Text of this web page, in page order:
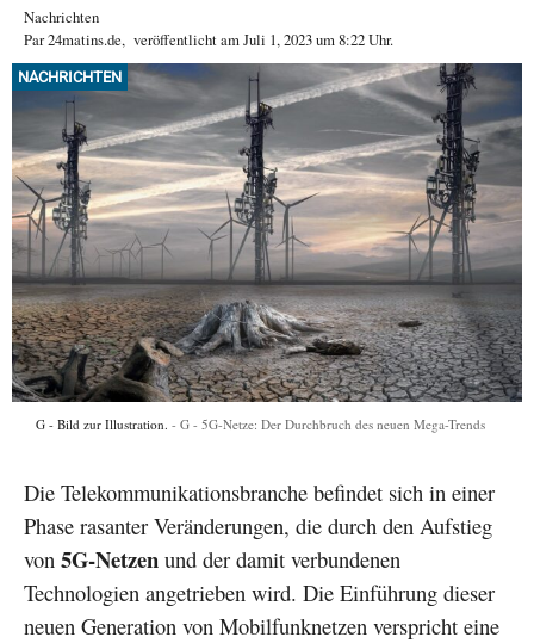
Nachrichten
Par24matins.de, veröffentlicht amJuli 1, 2023um 8:22 Uhr.
NACHRICHTEN
G - Bild zur Illustration. G - 5G-Netze: Der Durchbruch des neuen Mega-Trends
Die Telekommunikationsbranche befindet sich in einer
Phase rasanter Veränderungen, die durch den Aufstieg
von 5G-Netzen und der damit verbundenen
Technologien angetrieben wird. Die Einführung dieser
neuen Generation von Mobilfunknetzen verspricht eine